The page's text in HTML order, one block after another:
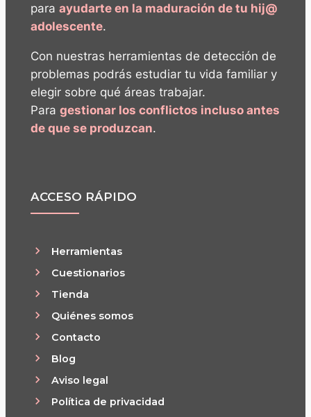
para ayudarte en la maduración de tu hij@
adolescente.
Con nuestras herramientas de detección de
problemas podrás estudiar tu vida familiar y
elegir sobre qué áreas trabajar.
Para gestionar los conflictos incluso antes
de que se produzcan.
ACCESO RÁPIDO
Herramientas
Cuestionarios
Tienda
Quiénes somos
Contacto
Blog
Aviso legal
Política de privacidad